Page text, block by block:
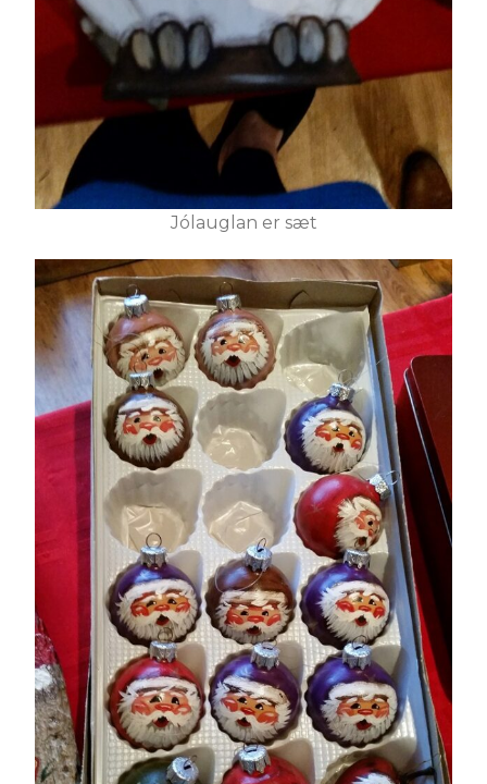
Jólauglan er sæt